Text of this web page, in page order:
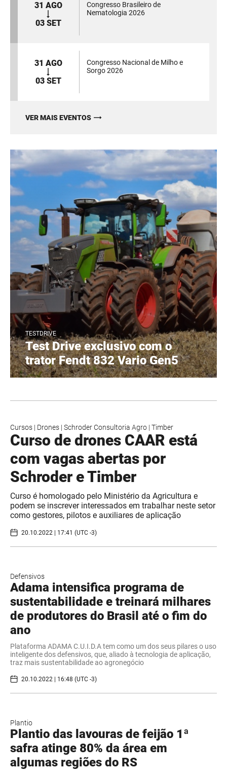
31 AGO
03 SET
Congresso Brasileiro de
Nematologia 2026
31 AGO
03 SET
Congresso Nacional de Milho e
Sorgo 2026
VER MAIS EVENTOS
TESTDRIVE
Test Drive exclusivo com o
trator Fendt 832 Vario Gen5
Cursos | Drones | Schroder Consultoria Agro | Timber
Curso de drones CAAR está
com vagas abertas por
Schroder e Timber
Curso é homologado pelo Ministério da Agricultura e
podem se inscrever interessados em trabalhar neste setor
como gestores, pilotos e auxiliares de aplicação
20.10.2022 | 17:41 (UTC -3)
Defensivos
Adama intensifica programa de
sustentabilidade e treinará milhares
de produtores do Brasil até o fim do
ano
Plataforma ADAMA C.U.I.D.A tem como um dos seus pilares o uso
inteligente dos defensivos, que, aliado à tecnologia de aplicação,
traz mais sustentabilidade ao agronegócio
20.10.2022 | 16:48 (UTC -3)
Plantio
Plantio das lavouras de feijão 1ª
safra atinge 80% da área em
algumas regiões do RS